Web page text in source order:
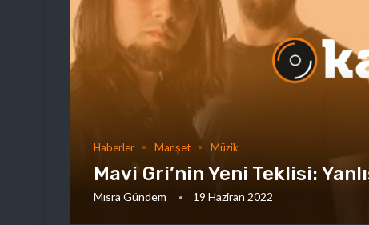
Haberler Manşet Müzik
Mavi Gri’nin Yeni Teklisi:
Mısra Gündem 19 Haziran 2022